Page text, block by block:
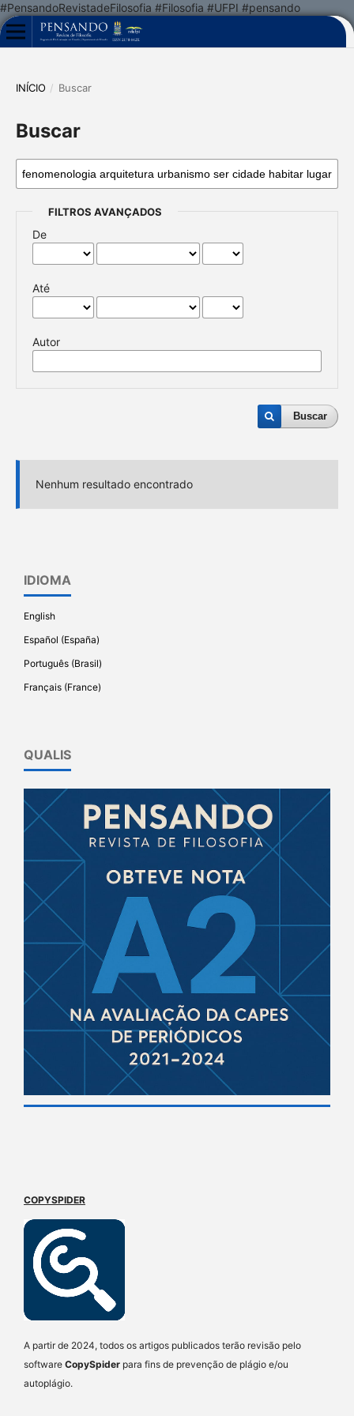
#PensandoRevistadeFilosofia #Filosofia #UFPI #pensando
INÍCIO / Buscar
Buscar
FILTROS AVANÇADOS
De
Até
Autor
Buscar
Nenhum resultado encontrado
IDIOMA
English
Español (España)
Português (Brasil)
Français (France)
QUALIS
COPYSPIDER
A partir de 2024, todos os artigos publicados terão revisão pelo
software CopySpider para fins de prevenção de plágio e/ou
autoplágio.